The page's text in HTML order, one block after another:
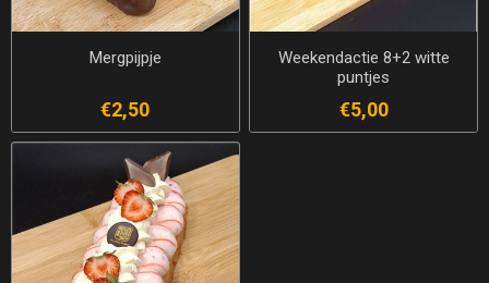
Mergpijpje
€2,50
Weekendactie 8+2 witte
puntjes
€5,00